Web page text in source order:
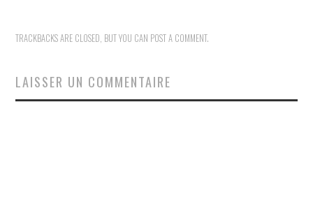
TRACKBACKS ARE CLOSED, BUT YOU CAN POST A COMMENT.
LAISSER UN COMMENTAIRE